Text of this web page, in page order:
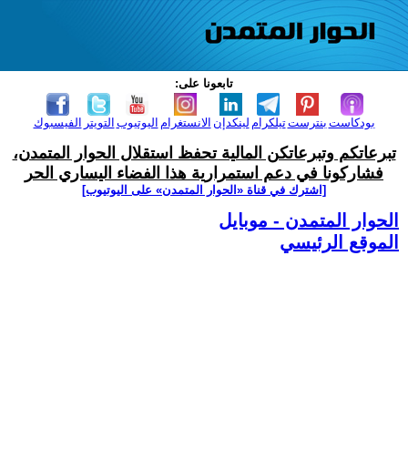
تابعونا على:
الفيسبوك التويتر اليوتيوب الانستغرام لينكدإن تيلكرامبنترست بودكاست
تبرعاتكم وتبرعاتكن المالية تحفظ استقلال الحوار المتمدن،
فشاركونا في دعم استمرارية هذا الفضاء اليساري الحر
[اشترك في قناة ‫«الحوار المتمدن» على اليوتيوب]
الحوار المتمدن - موبايل
الموقع الرئيسي